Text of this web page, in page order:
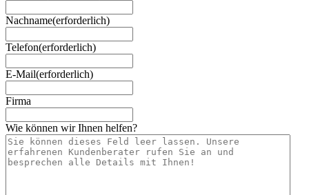
Nachname(erforderlich)
Telefon(erforderlich)
E-Mail(erforderlich)
Firma
Wie können wir Ihnen helfen?